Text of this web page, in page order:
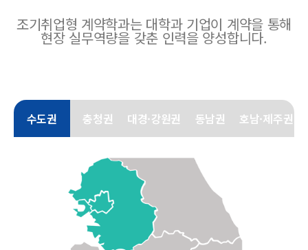
2025학년도 조기취업형 계약학과 공동 대학입시설명회 (서울) 프로그램 안내
2023 조기취업형 계약학과 우수사례집
2024학년도 전체 참여 대학 공동 입시설명회
2026학년도 진로진학교사 입시설명회 자료
조기취업형 계약학과는 대학과 기업이 계약을 통해
현장 실무역량을 갖춘 인력을 양성합니다.
수도권 충청권 대경·강원권 동남권 호남·제주권